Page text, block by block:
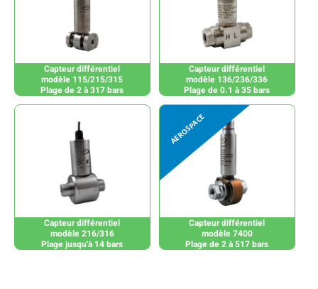
Capteur différentiel
modèle 115/215/315
Plage de 2 à 317 bars
Capteur différentiel
modèle 136/236/336
Plage de 0.1 à 35 bars
Capteur différentiel
modèle 216/316
Plage jusqu'à 14 bars
Capteur différentiel
modèle 7400
Plage de 2 à 517 bars